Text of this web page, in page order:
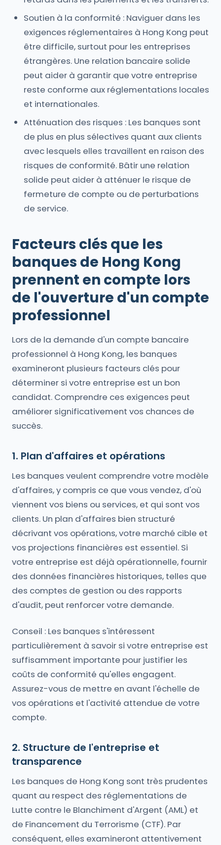
Soutien à la conformité : Naviguer dans les
exigences réglementaires à Hong Kong peut
être difficile, surtout pour les entreprises
étrangères. Une relation bancaire solide
peut aider à garantir que votre entreprise
reste conforme aux réglementations locales
et internationales.
Atténuation des risques : Les banques sont
de plus en plus sélectives quant aux clients
avec lesquels elles travaillent en raison des
risques de conformité. Bâtir une relation
solide peut aider à atténuer le risque de
fermeture de compte ou de perturbations
de service.
Facteurs clés que les
banques de Hong Kong
prennent en compte lors
de l'ouverture d'un compte
professionnel
Lors de la demande d'un compte bancaire
professionnel à Hong Kong, les banques
examineront plusieurs facteurs clés pour
déterminer si votre entreprise est un bon
candidat. Comprendre ces exigences peut
améliorer significativement vos chances de
succès.
1. Plan d'affaires et opérations
Les banques veulent comprendre votre modèle
d'affaires, y compris ce que vous vendez, d'où
viennent vos biens ou services, et qui sont vos
clients. Un plan d'affaires bien structuré
décrivant vos opérations, votre marché cible et
vos projections financières est essentiel. Si
votre entreprise est déjà opérationnelle, fournir
des données financières historiques, telles que
des comptes de gestion ou des rapports
d'audit, peut renforcer votre demande.
Conseil : Les banques s'intéressent
particulièrement à savoir si votre entreprise est
suffisamment importante pour justifier les
coûts de conformité qu'elles engagent.
Assurez-vous de mettre en avant l'échelle de
vos opérations et l'activité attendue de votre
compte.
2. Structure de l'entreprise et
transparence
Les banques de Hong Kong sont très prudentes
quant au respect des réglementations de
Lutte contre le Blanchiment d'Argent (AML) et
de Financement du Terrorisme (CTF). Par
conséquent, elles examineront attentivement